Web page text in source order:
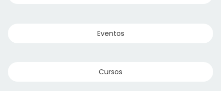
Eventos
Cursos